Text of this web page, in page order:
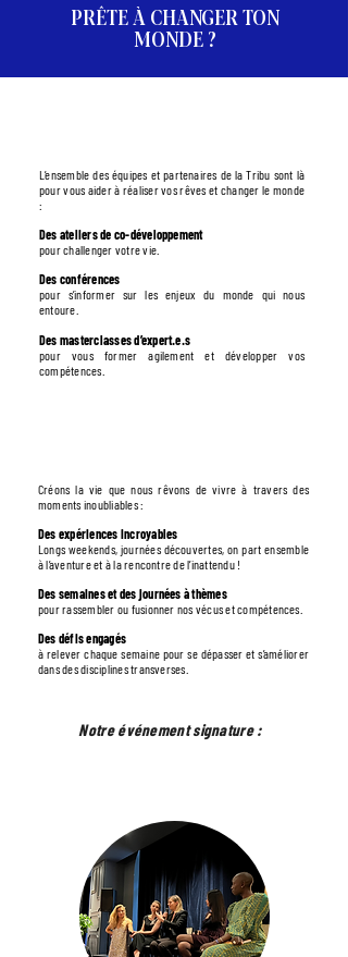
PRÊTE À CHANGER TON
MONDE ?
L’ensemble des équipes et partenaires de la Tribu sont là
pour vous aider à réaliser vos rêves et changer le monde
:
Des ateliers de co-développement
pour challenger votre vie.
Des conférences
pour s’informer sur les enjeux du monde qui nous
entoure.
Des masterclasses d’expert.e.s
pour vous former agilement et développer vos
compétences.
Créons la vie que nous rêvons de vivre à travers des
moments inoubliables :
Des expériences incroyables
Longs weekends, journées découvertes, on part ensemble
à l’aventure et à la rencontre de l’inattendu !
Des semaines et des journées à thèmes
pour rassembler ou fusionner nos vécus et compétences.
Des défis engagés
à relever chaque semaine pour se dépasser et s’améliorer
dans des disciplines transverses.
Notre événement signature :